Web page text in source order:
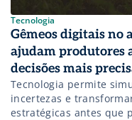
Tecnologia
Gêmeos digitais no
ajudam produtores
decisões mais
Tecnologia permite
incertezas e
estratégicas antes que